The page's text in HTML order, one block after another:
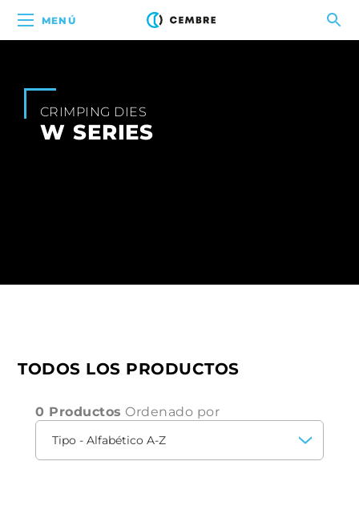
MENÚ
CRIMPING DIES
W SERIES
TODOS LOS PRODUCTOS
0 Productos Ordenado por